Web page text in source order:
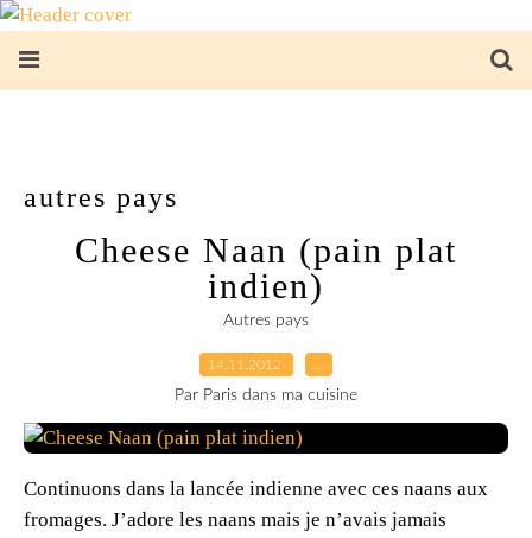
autres pays
Cheese Naan (pain plat
indien)
Autres pays
14.11.2012
Par Paris dans ma cuisine
Continuons dans la lancée indienne avec ces naans aux
fromages. J’adore les naans mais je n’avais jamais